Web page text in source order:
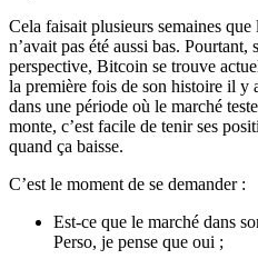
Cela faisait plusieurs semaines
n’avait pas été aussi bas. Pourtant,
perspective, Bitcoin se trouve
la première fois de son histoire il y
dans une période où le marché
monte, c’est facile de tenir ses
quand ça baisse.
C’est le moment de se demander :
Est-ce que le marché dans
Perso, je pense que oui ;